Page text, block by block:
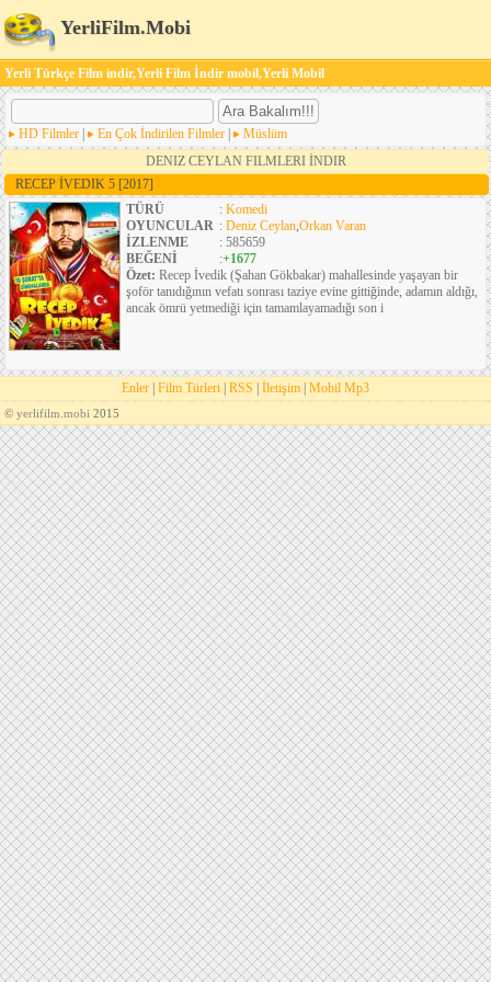
YerliFilm.Mobi
Yerli Türkçe Film indir,Yerli Film İndir mobil,Yerli Mobil
HD Filmler En Çok İndirilen Filmler
Müslüm
DENIZ CEYLAN FILMLERI İNDIR
RECEP İVEDIK 5 [2017]
TÜRÜ
: Komedi
OYUNCULAR : Deniz Ceylan,Orkan Varan
İZLENME
: 585659
BEĞENİ
:+1677
Özet: Recep İvedik (Şahan Gökbakar) mahallesinde yaşayan bir
şoför tanıdığının vefatı sonrası taziye evine gittiğinde, adamın aldığı,
ancak ömrü yetmediği için tamamlayamadığı son i
Enler Film Türleri RSS İletişim Mobil Mp3
© yerlifilm.mobi 2015